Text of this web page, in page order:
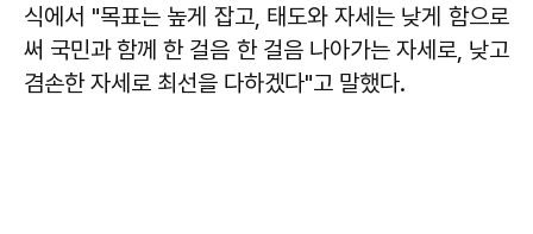
식에서 "목표는 높게 잡고, 태도와 자세는 낮게 함으로
써 국민과 함께 한 걸음 한 걸음 나아가는 자세로, 낮고
겸손한 자세로 최선을 다하겠다"고 말했다.